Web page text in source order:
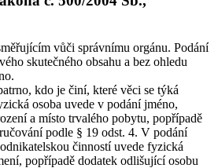
vůči správnímu orgánu. Podání
skutečného obsahu a bez ohledu
kdo je činí, které věci se týká
osoba uvede v podání jméno,
a místo trvalého pobytu, popřípadě
podle § 19 odst. 4. V podání
činností uvede fyzická
popřípadě dodatek odlišující osobu